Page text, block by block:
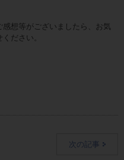
想等がございましたら、お気
ださい。
次の記事